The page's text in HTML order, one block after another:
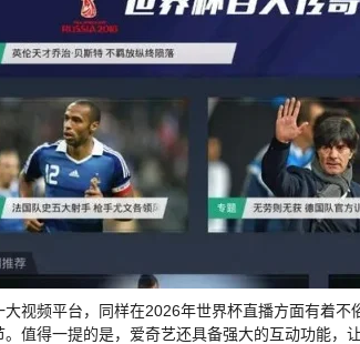
大视频平台，同样在2026年世界杯直播方面有着
值得一提的是，爱奇艺还具备强大的互动功能，